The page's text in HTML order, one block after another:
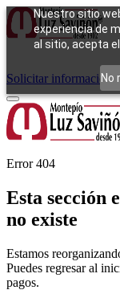
Nuestro sitio
experiencia de
al sitio, acepta
No
Cómo funcionaTipos
Solicitar información
Error 404
Esta sección
no existe
Estamos
Puedes regresar al
pagos.